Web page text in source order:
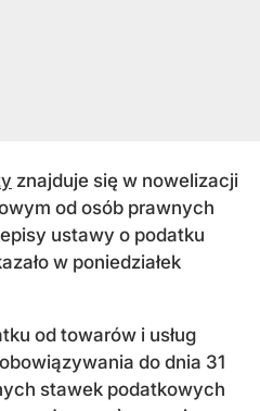
znajduje się w nowelizacji
od osób prawnych
ustawy o podatku
w poniedziałek
od towarów i usług
do dnia 31
stawek podatkowych